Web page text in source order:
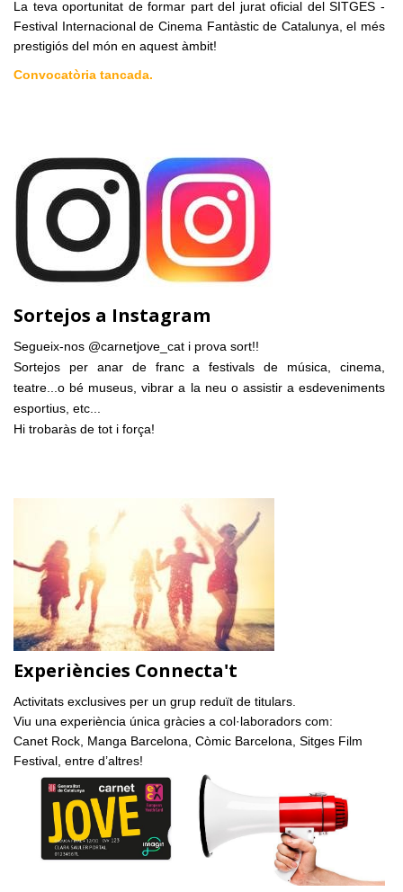
La teva oportunitat de formar part del jurat oficial del SITGES -
Festival Internacional de Cinema Fantàstic de Catalunya, el més
prestigiós del món en aquest àmbit!
Convocatòria tancada.
Sortejos a Instagram
Segueix-nos @carnetjove_cat i prova sort!!
Sortejos per anar de franc a festivals de música, cinema,
teatre...o bé museus, vibrar a la neu o assistir a esdeveniments
esportius, etc...
Hi trobaràs de tot i força!
Experiències Connecta't
Activitats exclusives per un grup reduït de titulars.
Viu una experiència única gràcies a col·laboradors com:
Canet Rock, Manga Barcelona, Còmic Barcelona, Sitges Film
Festival, entre d’altres!